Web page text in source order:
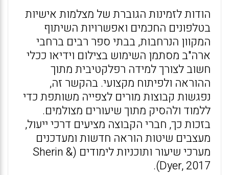
הודות לזמינות הגוברת של מצלמות אישיות
בטלפונים החכמים ואפשרויות השיתוף
המקוון הנרחבות, בבתי ספר רבים ברחבי
ארה"ב מסתמן השימוש בצילום וידיאו ככלי
חשוב לצורך למידה רפלקטיבית מתוך
ההוראה ולפיתוח מקצועי. בהקשר זה,
נפגשות קבוצות מורים לצפייה משותפת כדי
ללמוד ולהסיק מתוך שיעורים מצולמים.
בזכות כך, חברי הקבוצה מציעים דרכי ייעול,
מעצבים שיטות הוראה חדשות ומעדכנים
מערכי שיעור ותוכניות לימודים (Sherin &
Dyer, 2017).